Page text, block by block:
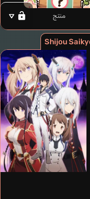
منتج
Beginsgate Lydia